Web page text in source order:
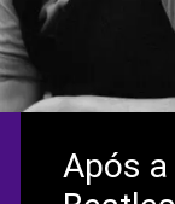
Após